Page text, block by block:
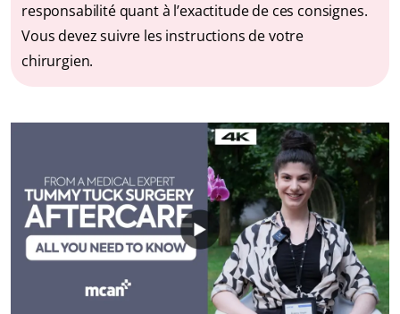
responsabilité quant à l’exactitude de ces consignes.
Vous devez suivre les instructions de votre
chirurgien.